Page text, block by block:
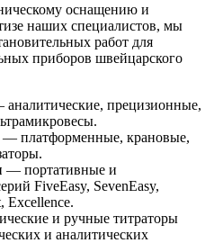
оснащению и
наших специалистов, мы
работ для
приборов швейцарского
прецизионные,
— платформенные, крановые,
— портативные и
FiveEasy, SevenEasy,
Excellence.
и ручные титраторы
и аналитических